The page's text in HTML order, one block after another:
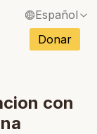
Español
/ Inglés
/ Francés
/ Alemán
Italiano
Donar
con